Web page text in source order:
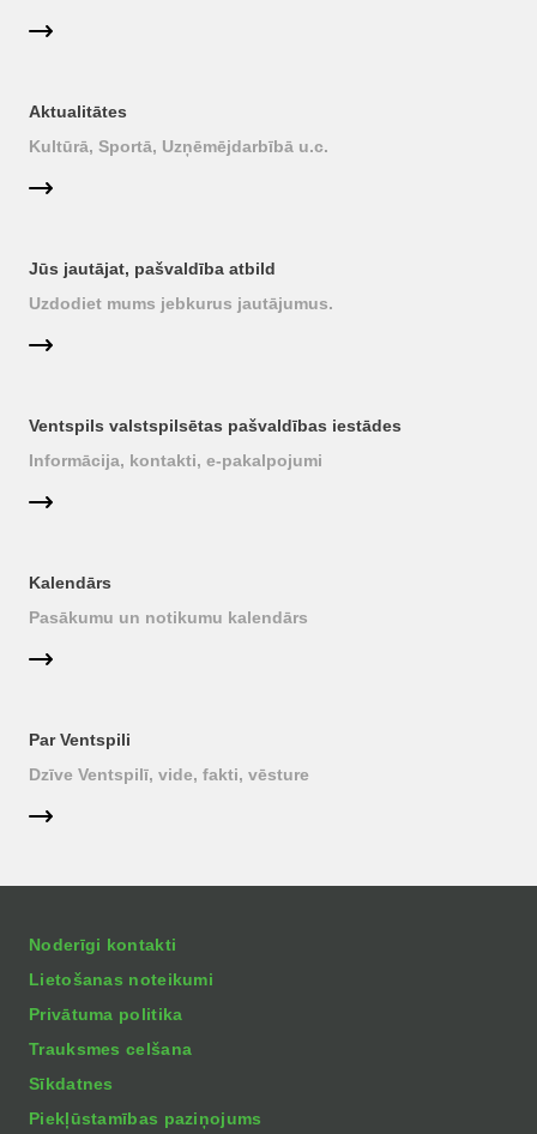
Aktualitātes
Kultūrā, Sportā, Uzņēmējdarbībā u.c.
Jūs jautājat, pašvaldība atbild
Uzdodiet mums jebkurus jautājumus.
Ventspils valstspilsētas pašvaldības iestādes
Informācija, kontakti, e-pakalpojumi
Kalendārs
Pasākumu un notikumu kalendārs
Par Ventspili
Dzīve Ventspilī, vide, fakti, vēsture
Noderīgi kontakti
Lietošanas noteikumi
Privātuma politika
Trauksmes celšana
Sīkdatnes
Piekļūstamības paziņojums